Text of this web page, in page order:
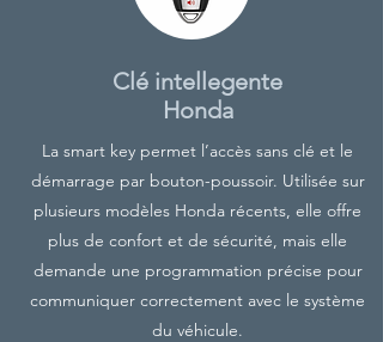
Clé intellegente
Honda
La smart key permet l’accès sans clé et le
démarrage par bouton-poussoir. Utilisée sur
plusieurs modèles Honda récents, elle offre
plus de confort et de sécurité, mais elle
demande une programmation précise pour
communiquer correctement avec le système
du véhicule.